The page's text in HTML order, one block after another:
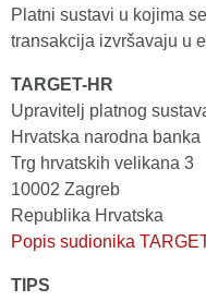
Platni sustavi u kojima
transakcija izvršavaju u
TARGET-HR
Upravitelj platnog
Hrvatska narodna banka
Trg hrvatskih velikana 3
10002 Zagreb
Republika Hrvatska
Popis sudionika
TIPS